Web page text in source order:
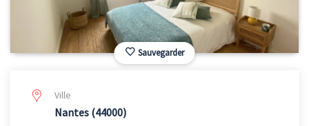
Sauvegarder
Ville
Nantes (44000)